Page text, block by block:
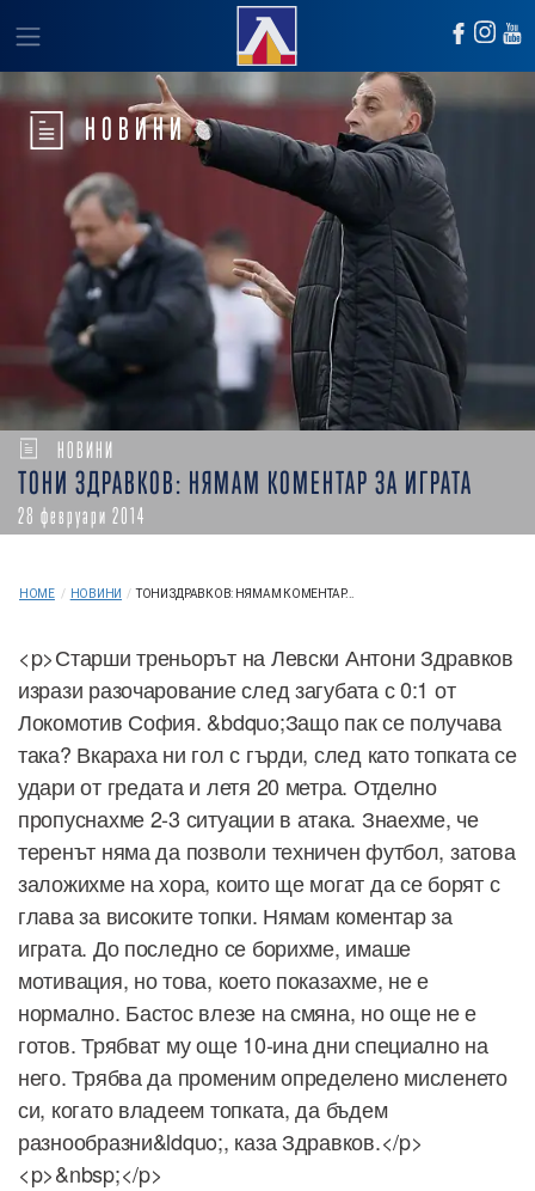
НОВИНИ
НОВИНИ
ТОНИ ЗДРАВКОВ: НЯМАМ КОМЕНТАР ЗА ИГРАТА
28 февруари 2014
HOME / НОВИНИ / ТОНИ ЗДРАВКОВ: НЯМАМ КОМЕНТАР...
<p>Старши треньорът на Левски Антони Здравков
изрази разочарование след загубата с 0:1 от
Локомотив София. &bdquo;Защо пак се получава
така? Вкараха ни гол с гърди, след като топката се
удари от гредата и летя 20 метра. Отделно
пропуснахме 2-3 ситуации в атака. Знаехме, че
теренът няма да позволи техничен футбол, затова
заложихме на хора, които ще могат да се борят с
глава за високите топки. Нямам коментар за
играта. До последно се борихме, имаше
мотивация, но това, което показахме, не е
нормално. Бастос влезе на смяна, но още не е
готов. Трябват му още 10-ина дни специално на
него. Трябва да променим определено мисленето
си, когато владеем топката, да бъдем
разнообразни&ldquo;, каза Здравков.</p>
<p>&nbsp;</p>